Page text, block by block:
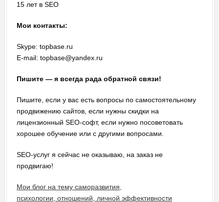
15 лет в SEO
Мои контакты:
Skype: topbase.ru
E-mail: topbase@yandex.ru
Пишите — я всегда рада обратной связи!
Пишите, если у вас есть вопросы по самостоятельному
продвижению сайтов, если нужны скидки на
лицензионный SEO-софт, если нужно посоветовать
хорошее обучение или с другими вопросами.
SEO-услуг я сейчас не оказываю, на заказ не
продвигаю!
Мои блог на тему саморазвития,
психологии, отношений, личной эффективности